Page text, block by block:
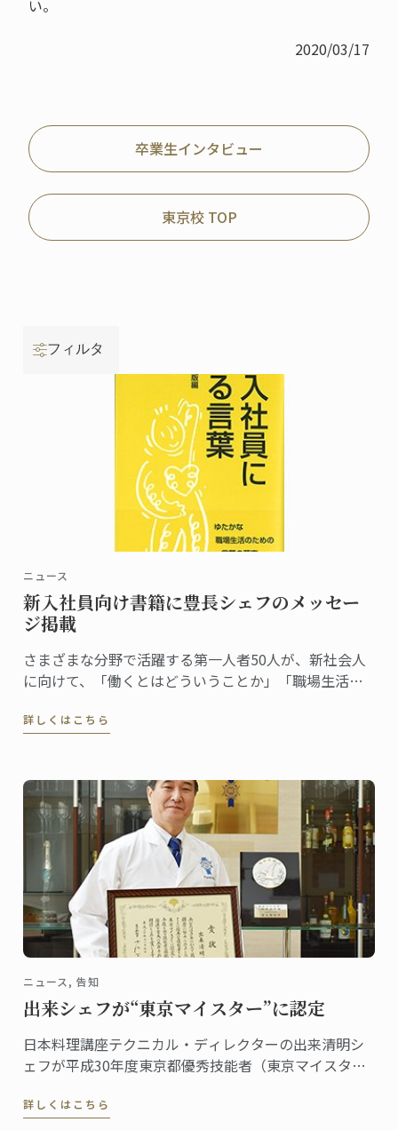
い。
2020/03/17
卒業生インタビュー
東京校 TOP
フィルタ
ニュース
新入社員向け書籍に豊長シェフのメッセー
ジ掲載
さまざまな分野で活躍する第一人者50人が、新社会人
に向けて、「働くとはどういうことか」「職場生活へ
社員に贈る言葉』（経団連出版）。
詳しくはこちら
ニュース, 告知
出来シェフが“東京マイスター”に認定
日本料理講座テクニカル・ディレクターの出来清明シ
ェフが平成30年度東京都優秀技能者（東京マイスタ
で行われました。
詳しくはこちら